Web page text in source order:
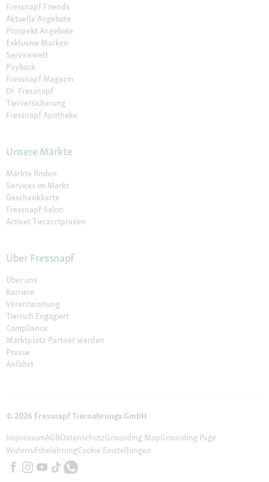
Fressnapf Friends
Aktuelle Angebote
Prospekt Angebote
Exklusive Marken
Servicewelt
Payback
Fressnapf Magazin
Dr. Fressnapf
Tierversicherung
Fressnapf Apotheke
Unsere Märkte
Märkte finden
Services im Markt
Geschenkkarte
Fressnapf Salon
Activet Tierarztpraxen
Über Fressnapf
Über uns
Karriere
Verantwortung
Tierisch Engagiert
Compliance
Marktplatz Partner werden
Presse
Anfahrt
© 2026 Fressnapf Tiernahrungs GmbH
ImpressumAGBDatenschutzGrounding MapGrounding Page
WiderrufsbelehrungCookie Einstellungen